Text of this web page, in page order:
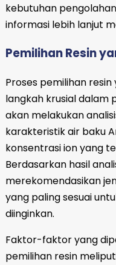
kebutuhan
informasi lebih lanjut
Pemilihan Resin
Proses pemilihan
langkah krusial dalam
akan melakukan
karakteristik air baku
konsentrasi ion yang
Berdasarkan hasil
merekomendasikan
yang paling sesuai
diinginkan.
Faktor-faktor yang
pemilihan resin